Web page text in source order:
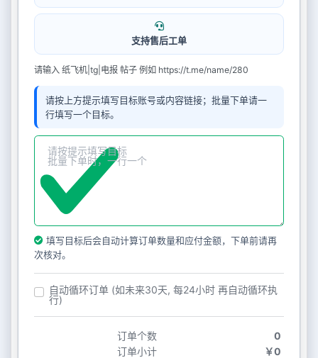
支持售后工单
请输入 纸飞机|tg|电报 帖子 例如 https://t.me/name/280
请按上方提示填写目标账号或内容链接；批量下单请一
行填写一个目标。
填写目标后会自动计算订单数量和应付金额，下单前请再
次核对。
自动循环订单 (如未来30天, 每24小时 再自动循环执
行)
订单个数
0
订单小计
￥0